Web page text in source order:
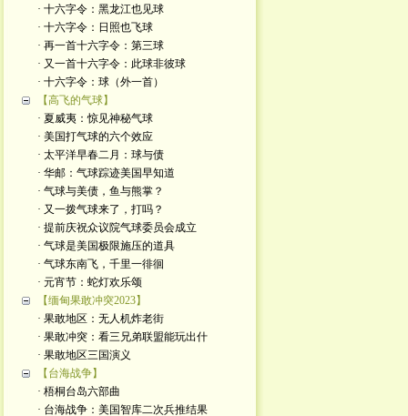
· 十六字令：黑龙江也见球
· 十六字令：日照也飞球
· 再一首十六字令：第三球
· 又一首十六字令：此球非彼球
· 十六字令：球（外一首）
【高飞的气球】
· 夏威夷：惊见神秘气球
· 美国打气球的六个效应
· 太平洋早春二月：球与债
· 华邮：气球踪迹美国早知道
· 气球与美债，鱼与熊掌？
· 又一拨气球来了，打吗？
· 提前庆祝众议院气球委员会成立
· 气球是美国极限施压的道具
· 气球东南飞，千里一徘徊
· 元宵节：蛇灯欢乐颂
【缅甸果敢冲突2023】
· 果敢地区：无人机炸老街
· 果敢冲突：看三兄弟联盟能玩出什
· 果敢地区三国演义
【台海战争】
· 梧桐台岛六部曲
· 台海战争：美国智库二次兵推结果